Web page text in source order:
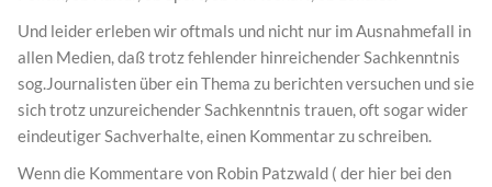
Und leider erleben wir oftmals und nicht nur im Ausnahmefall in
allen Medien, daß trotz fehlender hinreichender Sachkenntnis
sog.Journalisten über ein Thema zu berichten versuchen und sie
sich trotz unzureichender Sachkenntnis trauen, oft sogar wider
eindeutiger Sachverhalte, einen Kommentar zu schreiben.
Wenn die Kommentare von Robin Patzwald ( der hier bei den